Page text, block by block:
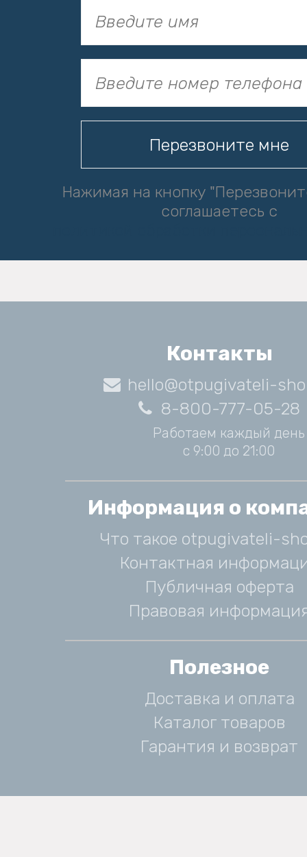
Нажимая на кнопку
соглашаетесь с
Контакты
hello@otpugivateli-
8-800-777-05-28
Работаем каждый день
с 9:00 до 21:00
Информация о
Что такое otpugivateli-
Контактная
Публичная оферта
Правовая
Полезное
Доставка и оплата
Каталог товаров
Гарантия и возврат